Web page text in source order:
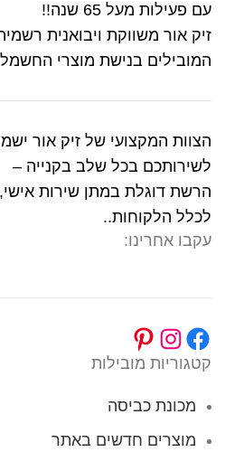
עם פעילות מעל 65 שנה!!
זיק אור משווקת ויבואנית
המובילים בנישת מוצרי החשמל
הצוות המקצועי של זיק אור
לשירותכם בכל שלב בקנייה –
הרשת דוגלת במתן שירות
לכלל הלקוחות..
עקבו אחרינו:
קטגוריות מובילות
מכונת כביסה
מוצרים חדשים באתר